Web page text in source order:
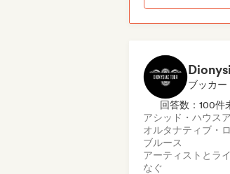
ブッカー
回答数：100件
アシッド・ハウス
オルタナティブ・
ブルース
アーティストとラ
なぐ